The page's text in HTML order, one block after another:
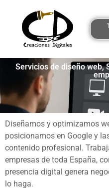
Servicios de diseño web,
Diseñamos y optimizamos
posicionamos en Google y
contenido profesional.
empresas de toda España,
presencia digital genera
lo haga.